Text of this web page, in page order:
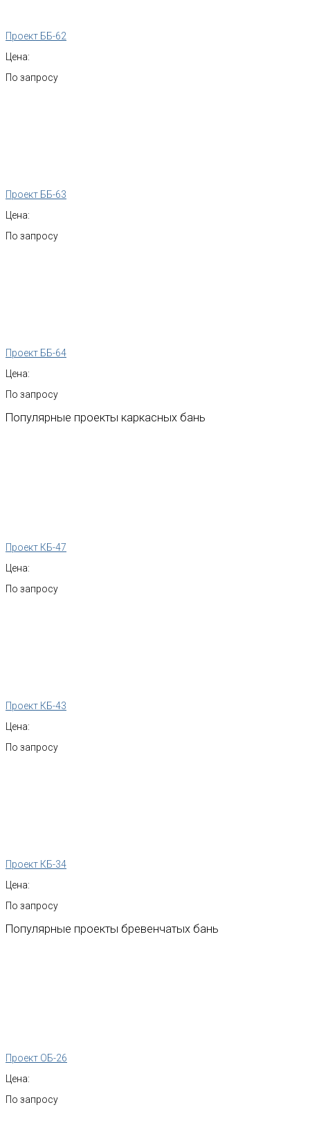
Проект ББ-62
Цена:
По запросу
Проект ББ-63
Цена:
По запросу
Проект ББ-64
Цена:
По запросу
Популярные проекты каркасных бань
Проект КБ-47
Цена:
По запросу
Проект КБ-43
Цена:
По запросу
Проект КБ-34
Цена:
По запросу
Популярные проекты бревенчатых бань
Проект ОБ-26
Цена:
По запросу